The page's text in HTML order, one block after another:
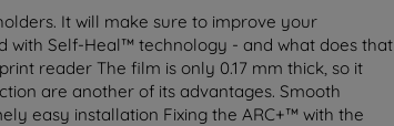
It will make sure to improve your
with Self-Heal™ technology - and what does that
reader The film is only 0.17 mm thick, so it
are another of its advantages. Smooth
easy installation Fixing the ARC+™ with the